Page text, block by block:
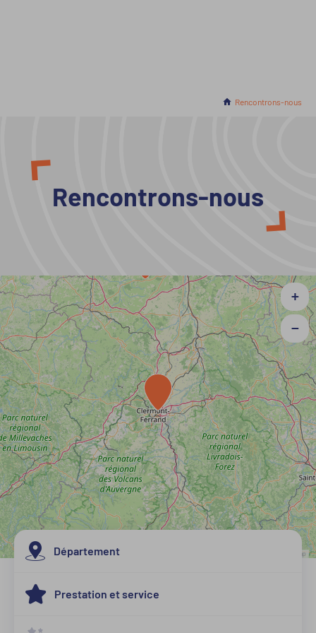
Accueil
En cours :
Rencontrons-nous
Rencontrons-nous
+
−
OpenStreetMap
Département
Allier
Cantal
Prestation et service